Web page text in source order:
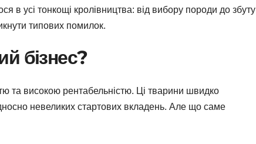
в усі тонкощі кролівництва: від вибору породи до збуту
типових помилок.
бізнес?
та високою рентабельністю. Ці тварини швидко
невеликих стартових вкладень. Але що саме